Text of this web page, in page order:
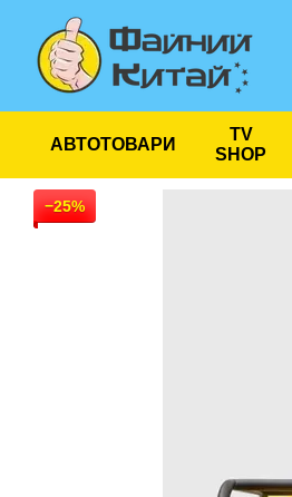
Перейти до основного контенту
АВТОТОВАРИ
TV
SHOP
−25%